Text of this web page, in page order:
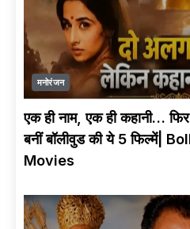
मनोरंजन
एक ही नाम, एक ही कहानी… फिर
बनीं बॉलीवुड की ये 5 फिल्में|
Movies